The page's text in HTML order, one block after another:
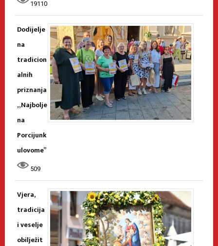
19110
Dodijelje
na
tradicion
alnih
priznanja
„Najbolje
na
Porcijunk
ulovome”
509
Vjera,
tradicija
i veselje
obilježit